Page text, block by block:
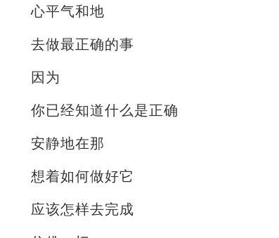
心平气和地
去做最正确的事
因为
你已经知道什么是正确
安静地在那
想着如何做好它
应该怎样去完成